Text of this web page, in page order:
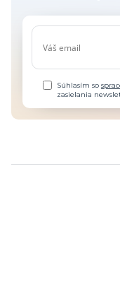
Súhlasím so
zasielania